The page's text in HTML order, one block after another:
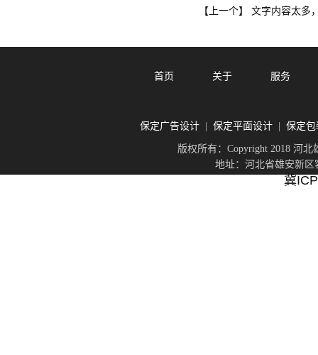
【上一个】 文字内容太多
首页 关于 服务
保定广告设计| 保定平面设计| 保定包
版权所有：Copyright 2018 河
地址：河北省雄安新区
冀